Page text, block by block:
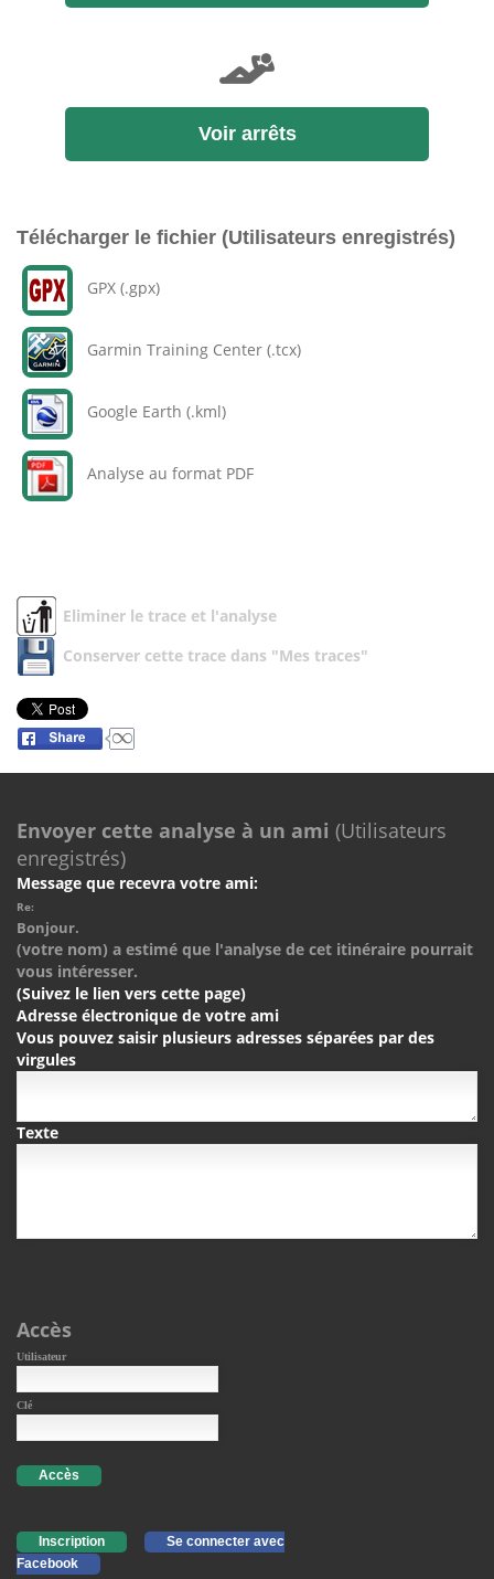
Voir arrêts
Télécharger le fichier (Utilisateurs enregistrés)
GPX (.gpx)
Garmin Training Center (.tcx)
Google Earth (.kml)
Analyse au format PDF
Eliminer le trace et l'analyse
Conserver cette trace dans "Mes traces"
Envoyer cette analyse à un ami (Utilisateurs
enregistrés)
Message que recevra votre ami:
Re:
Bonjour.
(votre nom) a estimé que l'analyse de cet itinéraire pourrait
vous intéresser.
(Suivez le lien vers cette page)
Adresse électronique de votre ami
Vous pouvez saisir plusieurs adresses séparées par des
virgules
Texte
Accès
Utilisateur
Clé
Accès
Inscription
Se connecter avec
Facebook